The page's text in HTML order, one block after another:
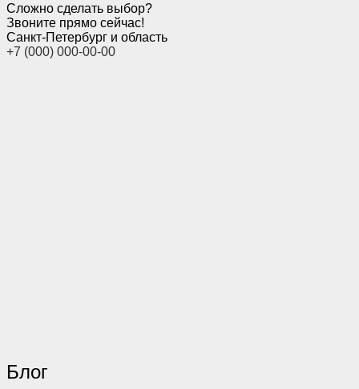
Сложно сделать выбор?
Звоните прямо сейчас!
Санкт-Петербург и область
+7 (000) 000-00-00
Блог